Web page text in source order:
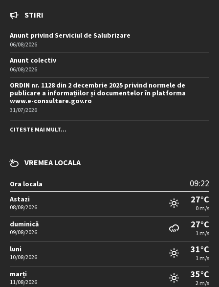
STIRI
Anunt privind Serviciul de Salubrizare
06/08/2026
Anunt colectiv
06/08/2026
ORDIN nr. 1128 din 2 decembrie 2025 privind normele de
publicare a informațiilor și documentelor în platforma
www.e-consultare.gov.ro
31/07/2026
CITESTE MAI MULT...
VREMEA LOCALA
Ora locala 09:22
Astazi
08/08/2026
27°C
0 m/s
duminică
09/08/2026
27°C
1 m/s
luni
10/08/2026
31°C
1 m/s
marți
11/08/2026
35°C
2 m/s